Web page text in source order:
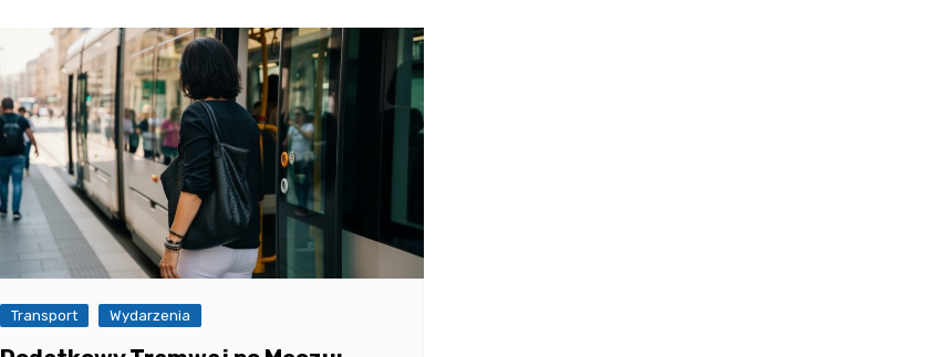
Transport Wydarzenia